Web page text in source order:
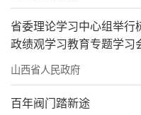
安泽县公安局第三
展“红色主题
省委理论学习中心组举行
政绩观学习教育专题学习
山西省人民政府
百年阀门踏新途